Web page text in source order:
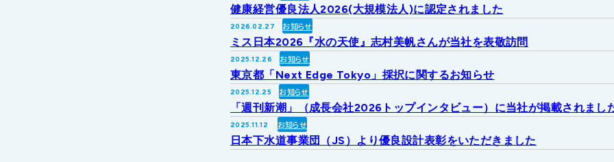
健康経営優良法人2026(大規模法人)に認定されました
2026.02.27 お知らせ
ミス日本2026『水の天使』志村美帆さんが当社を表敬訪問
2025.12.26 お知らせ
東京都「Next Edge Tokyo」採択に関するお知らせ
2025.12.25 お知らせ
「週刊新潮」（成長会社2026トップインタビュー）に当社が掲載されまし
2025.11.12 お知らせ
日本下水道事業団（JS）より優良設計表彰をいただきました